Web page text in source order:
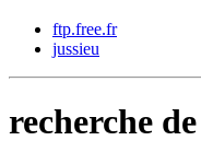
ftp.free.fr
jussieu
recherche